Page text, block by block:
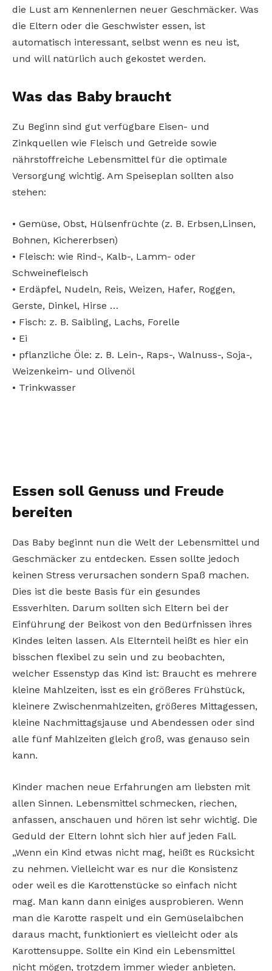
die Lust am Kennenlernen neuer Geschmäcker. Was
die Eltern oder die Geschwister essen, ist
automatisch interessant, selbst wenn es neu ist,
und will natürlich auch gekostet werden.
Was das Baby braucht
Zu Beginn sind gut verfügbare Eisen- und
Zinkquellen wie Fleisch und Getreide sowie
nährstoffreiche Lebensmittel für die optimale
Versorgung wichtig. Am Speiseplan sollten also
stehen:
• Gemüse, Obst, Hülsenfrüchte (z. B. Erbsen,Linsen,
Bohnen, Kichererbsen)
• Fleisch: wie Rind-, Kalb-, Lamm- oder
Schweinefleisch
• Erdäpfel, Nudeln, Reis, Weizen, Hafer, Roggen,
Gerste, Dinkel, Hirse …
• Fisch: z. B. Saibling, Lachs, Forelle
• Ei
• pflanzliche Öle: z. B. Lein-, Raps-, Walnuss-, Soja-,
Weizenkeim- und Olivenöl
• Trinkwasser
Essen soll Genuss und Freude
bereiten
Das Baby beginnt nun die Welt der Lebensmittel und
Geschmäcker zu entdecken. Essen sollte jedoch
keinen Stress verursachen sondern Spaß machen.
Dies ist die beste Basis für ein gesundes
Essverhlten. Darum sollten sich Eltern bei der
Einführung der Beikost von den Bedürfnissen ihres
Kindes leiten lassen. Als Elternteil heißt es hier ein
bisschen flexibel zu sein und zu beobachten,
welcher Essenstyp das Kind ist: Braucht es mehrere
kleine Mahlzeiten, isst es ein größeres Frühstück,
kleinere Zwischenmahlzeiten, größeres Mittagessen,
kleine Nachmittagsjause und Abendessen oder sind
alle fünf Mahlzeiten gleich groß, was genauso sein
kann.
Kinder machen neue Erfahrungen am liebsten mit
allen Sinnen. Lebensmittel schmecken, riechen,
anfassen, anschauen und hören ist sehr wichtig. Die
Geduld der Eltern lohnt sich hier auf jeden Fall.
„Wenn ein Kind etwas nicht mag, heißt es Rücksicht
zu nehmen. Vielleicht war es nur die Konsistenz
oder weil es die Karottenstücke so einfach nicht
mag. Man kann dann einiges ausprobieren. Wenn
man die Karotte raspelt und ein Gemüselaibchen
daraus macht, funktioniert es vielleicht oder als
Karottensuppe. Sollte ein Kind ein Lebensmittel
nicht mögen, trotzdem immer wieder anbieten.